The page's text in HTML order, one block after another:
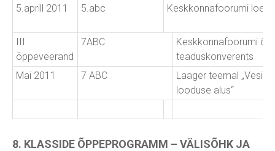
5.aprill 2011 5.abc Keskkonnafoorumi loeng
III
õppeveerand
7ABC
Keskkonnafoorumi
teaduskonverents
Mai 2011
7 ABC
Laager teemal „Vesi
looduse alus“
8. KLASSIDE ÕPPEPROGRAMM – VÄLISÕHK JA